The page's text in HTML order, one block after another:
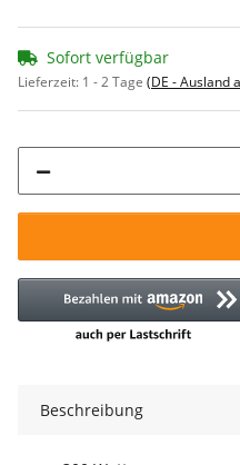
Sofort verfügbar
Lieferzeit: 1 - 2 Tage (DE - Ausland
Beschreibung